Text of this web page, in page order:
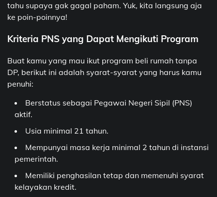
tahu supaya gak gagal paham. Yuk, kita langsung aja
ke poin-poinnya!
Kriteria PNS yang Dapat Mengikuti Program
Buat kamu yang mau ikut program beli rumah tanpa
DP, berikut ini adalah syarat-syarat yang harus kamu
penuhi:
Berstatus sebagai Pegawai Negeri Sipil (PNS)
aktif.
Usia minimal 21 tahun.
Mempunyai masa kerja minimal 2 tahun di instansi
pemerintah.
Memiliki penghasilan tetap dan memenuhi syarat
kelayakan kredit.